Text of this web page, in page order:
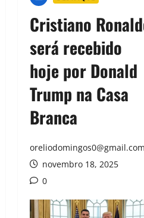
Cristiano
será recebido
hoje por Donald
Trump na Casa
Branca
oreliodomingos0@gmail.com
novembro 18, 2025
0